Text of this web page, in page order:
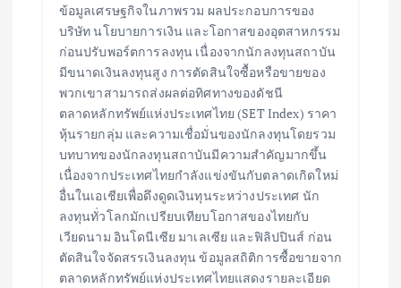
ข้อมูลเศรษฐกิจในภาพรวม ผลประกอบการของ
บริษัท นโยบายการเงิน และโอกาสของอุตสาหกรรม
ก่อนปรับพอร์ตการลงทุน เนื่องจากนักลงทุนสถาบัน
มีขนาดเงินลงทุนสูง การตัดสินใจซื้อหรือขายของ
พวกเขาสามารถส่งผลต่อทิศทางของดัชนี
ตลาดหลักทรัพย์แห่งประเทศไทย (SET Index) ราคา
หุ้นรายกลุ่ม และความเชื่อมั่นของนักลงทุนโดยรวม
บทบาทของนักลงทุนสถาบันมีความสำคัญมากขึ้น
เนื่องจากประเทศไทยกำลังแข่งขันกับตลาดเกิดใหม่
อื่นในเอเชียเพื่อดึงดูดเงินทุนระหว่างประเทศ นัก
ลงทุนทั่วโลกมักเปรียบเทียบโอกาสของไทยกับ
เวียดนาม อินโดนีเซีย มาเลเซีย และฟิลิปปินส์ ก่อน
ตัดสินใจจัดสรรเงินลงทุน ข้อมูลสถิติการซื้อขายจาก
ตลาดหลักทรัพย์แห่งประเทศไทยแสดงรายละเอียด